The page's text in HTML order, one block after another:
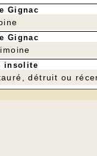
Gignac
Gignac
insolite
détruit ou